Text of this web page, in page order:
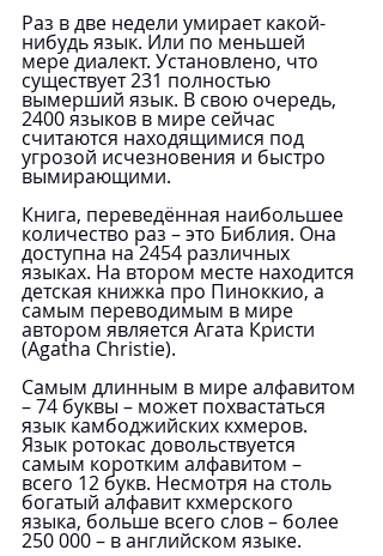
Раз в две недели умирает какой-
нибудь язык. Или по меньшей
мере диалект. Установлено, что
существует 231 полностью
вымерший язык. В свою очередь,
2400 языков в мире сейчас
считаются находящимися под
угрозой исчезновения и быстро
вымирающими.
Книга, переведённая наибольшее
количество раз – это Библия. Она
доступна на 2454 различных
языках. На втором месте находится
детская книжка про Пиноккио, а
самым переводимым в мире
автором является Агата Кристи
(Agatha Christie).
Самым длинным в мире алфавитом
– 74 буквы – может похвастаться
язык камбоджийских кхмеров.
Язык ротокас довольствуется
самым коротким алфавитом –
всего 12 букв. Несмотря на столь
богатый алфавит кхмерского
языка, больше всего слов – более
250 000 – в английском языке.